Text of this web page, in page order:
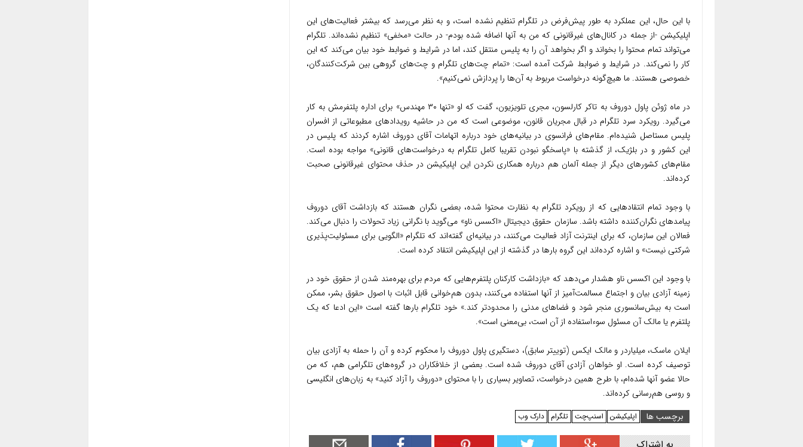
با این حال، این عملکرد به طور پیش‌فرض در تلگرام تنظیم نشده است، و به نظر می‌رسد که بیشتر فعالیت‌های این
اپلیکیشن -از جمله در کانال‌های غیرقانونی که من به آنها اضافه شده بودم- در حالت «مخفی» تنظیم نشده‌اند. تلگرام
می‌تواند تمام محتوا را بخواند و اگر بخواهد آن را به پلیس منتقل کند، اما در شرایط و ضوابط خود بیان می‌کند که این
کار را نمی‌کند. در شرایط و ضوابط شرکت آمده است: «تمام چت‌های تلگرام و چت‌های گروهی بین شرکت‌کنندگان،
خصوصی هستند. ما هیچ‌گونه درخواست مربوط به آن‌ها را پردازش نمی‌کنیم».
در ماه ژوئن پاول دوروف به تاکر کارلسون، مجری تلویزیون، گفت که او «تنها ۳۰ مهندس» برای اداره پلتفرمش به کار
می‌گیرد. رویکرد سرد تلگرام در قبال مجریان قانون، موضوعی است که من در حاشیه رویدادهای مطبوعاتی از افسران
پلیس مستاصل شنیده‌ام. مقام‌های فرانسوی در بیانیه‌های خود درباره اتهامات آقای دوروف اشاره کردند که پلیس در
این کشور و در بلژیک، از گذشته با «پاسخگو نبودن تقریبا کامل تلگرام به درخواست‌های قانونی» مواجه بوده‌ است.
مقام‌های کشورهای دیگر از جمله آلمان هم درباره همکاری نکردن این اپلیکیشن در حذف محتوای غیرقانونی صحبت
کرده‌اند.
با وجود تمام انتقادهایی که از رویکرد تلگرام به نظارت محتوا شده، بعضی نگران هستند که بازداشت آقای دوروف
پیامدهای نگران‌کننده‌ داشته باشد. سازمان حقوق دیجیتال «اکسس ناو» می‌گوید با نگرانی زیاد تحولات را دنبال می‌کند.
فعالان این سازمان، که برای اینترنت آزاد فعالیت می‌کنند، در بیانیه‌ای گفته‌اند که تلگرام «الگویی برای مسئولیت‌پذیری
شرکتی نیست» و اشاره کرده‌اند این گروه بارها در گذشته از این اپلیکیشن انتقاد کرده‌ است.
با وجود این اکسس ناو هشدار می‌دهد که «بازداشت کارکنان پلتفرم‌هایی که مردم برای بهره‌مند شدن از حقوق خود در
زمینه آزادی بیان و اجتماع مسالمت‌آمیز از آنها استفاده می‌کنند، بدون هم‌خوانی قابل اثبات با اصول حقوق بشر، ممکن
است به بیش‌سانسوری منجر شود و فضاهای مدنی را محدودتر کند.» خود تلگرام بارها گفته است «این ادعا که یک
پلتفرم یا مالک آن مسئول سوءاستفاده از آن است، بی‌معنی است».
ایلان ماسک، میلیاردر و مالک ایکس (توییتر سابق)، دستگیری پاول دوروف را محکوم کرده و آن را حمله‌ به آزادی بیان
توصیف کرده است. او خواهان آزادی آقای دوروف شده است. بعضی از خلافکاران در گروه‌های تلگرامی هم، که من
حالا عضو آنها شده‌ام، با طرح همین درخواست، تصاویر بسیاری را با محتوای «دوروف را آزاد کنید» به زبان‌های انگلیسی
و روسی هم‌رسانی کرده‌اند.
برچسب ها
اپلیکیشن اسنپ‌چت تلگرام دارک وب